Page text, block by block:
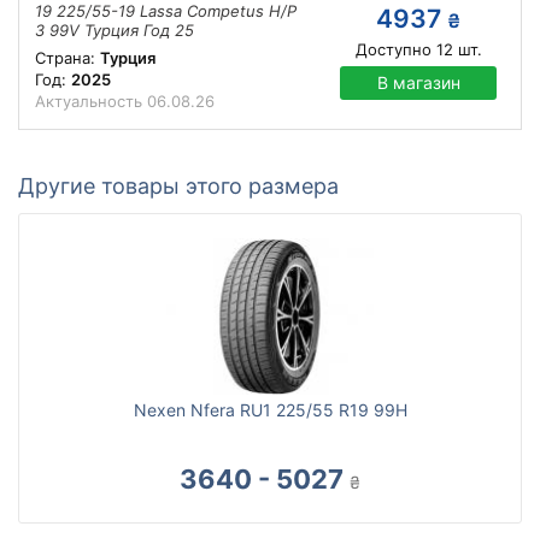
19 225/55-19 Lassa Competus H/P
3 99V Турция Год 25
Страна: Турция
Год: 2025
Актуальность 06.08.26
4937 ₴
Доступно 12 шт.
В магазин
Другие товары этого размера
Nexen Nfera RU1 225/55 R19 99H
3640 - 5027 ₴